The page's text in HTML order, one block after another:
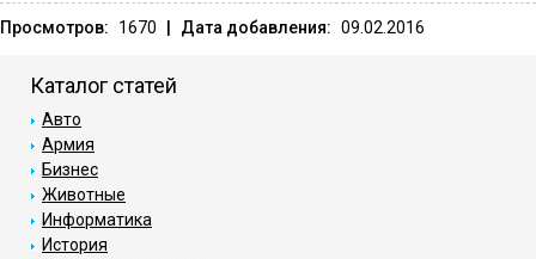
Просмотров: 1670 Дата добавления: 09.02.2016
Каталог статей
Авто
Армия
Бизнес
Животные
Информатика
История